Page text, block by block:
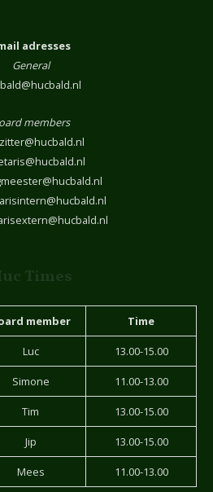
adresses
General
members
Times
member Time
Luc 13.00-15.00
Simone 11.00-13.00
Tim 13.00-15.00
Jip 13.00-15.00
Mees 11.00-13.00